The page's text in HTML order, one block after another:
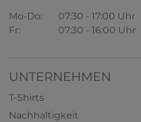
Mo-Do:
07:30 - 17:00 Uhr
Fr:
07:30 - 16:00 Uhr
UNTERNEHMEN
T-Shirts
Nachhaltigkeit